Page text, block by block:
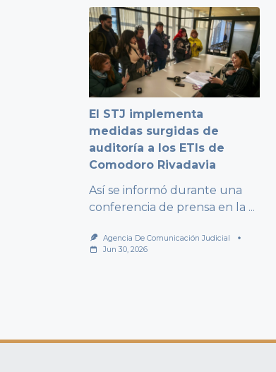
El STJ implementa
medidas surgidas de
auditoría a los ETIs de
Comodoro Rivadavia
Así se informó durante una
conferencia de prensa en la ...
Agencia De Comunicación Judicial
Jun 30, 2026